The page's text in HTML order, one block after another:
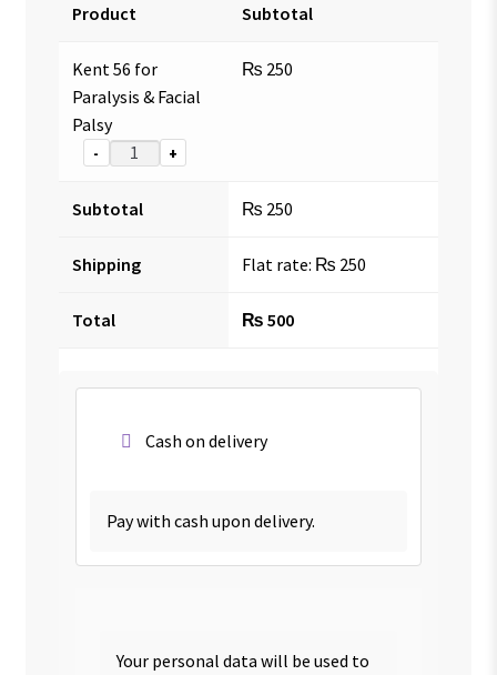
Product Subtotal
Kent 56 for
Paralysis & Facial
Palsy
- +
₨ 250
Subtotal ₨ 250
Shipping Flat rate: ₨ 250
Total ₨ 500
Cash on delivery
Pay with cash upon delivery.
Your personal data will be used to